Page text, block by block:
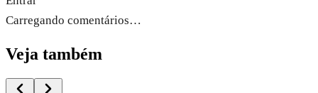
Carregando comentários…
Veja também